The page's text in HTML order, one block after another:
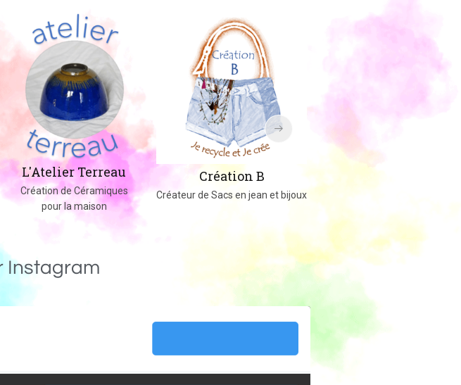
L'Atelier Terreau
Création de Céramiques
pour la maison
Création B
Créateur de Sacs en jean et bijoux
Créations au crochet ou tricot
Instagram